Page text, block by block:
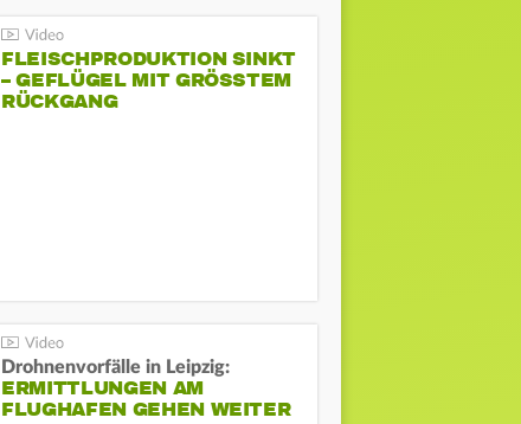
FLEISCHPRODUKTION SINKT
– GEFLÜGEL MIT GRÖSSTEM R
ÜCKGANG
Drohnenvorfälle in Leipzig:
ERMITTLUNGEN AM
FLUGHAFEN GEHEN WEITER